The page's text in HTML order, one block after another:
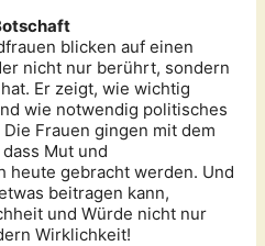
blicken auf einen
nicht nur berührt, sondern
Er zeigt, wie wichtig
wie notwendig politisches
Frauen gingen mit dem
Mut und
heute gebracht werden. Und
beitragen kann,
und Würde nicht nur
Wirklichkeit!